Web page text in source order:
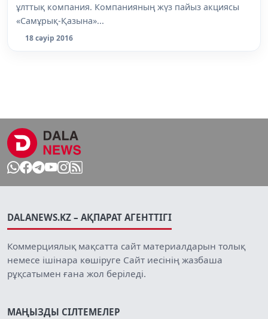
ұлттық компания. Компанияның жүз пайыз акциясы
«Самұрық-Қазына»...
18 сәуір 2016
DALANEWS.KZ – АҚПАРАТ АГЕНТТІГІ
Коммерциялық мақсатта сайт материалдарын толық
немесе ішінара көшіруге Сайт иесінің жазбаша
рұқсатымен ғана жол беріледі.
МАҢЫЗДЫ СІЛТЕМЕЛЕР